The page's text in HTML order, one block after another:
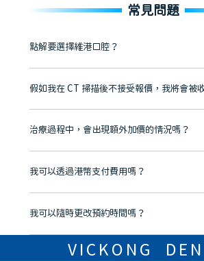
常見問題
點解要選擇維港口腔？
維港口腔踐行「醫道濟世」的大學校訓，各分院匯
牌」、「2025香港企業領袖品牌」，是諾貝爾種
至今已服務超過三十個國家和地區的顧客，受到粵
市市民極高的口碑評價及信任推薦 珠海、深圳設有
有咨詢及服務保障中心，有任何問題都可以隨時預
假如我在 CT 掃描後不接受報價，我將會被
不會！只要未開始實際服務之前，你不會被收取任
治療過程中，會出現額外加價的情況嗎？
不會，治療前我們會詳細說明治療方案及對應的價
我可以透過港幣支付費用嗎？
可以。維港口腔會按照當日匯率轉算收取費用，而
我可以隨時更改預約時間嗎？
可以，請盡早通過wechat或whatsapp聯絡我們，
的時間及資料，並且重新預約的日期及時段
VICKONG